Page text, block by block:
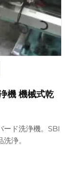
機 機械式乾
ード洗浄機。SBI
浄。